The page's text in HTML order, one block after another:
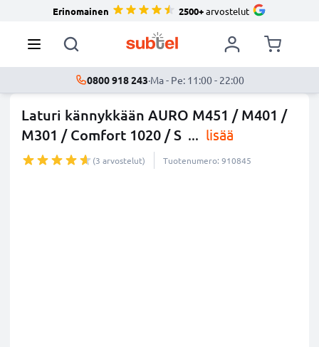
Erinomainen 2500+arvostelut
0800 918 243·Ma - Pe: 11:00 - 22:00
Laturi kännykkään AURO M451 / M401 /
M301 / Comfort 1020 / S ... lisää
(3 arvostelut) Tuotenumero: 910845